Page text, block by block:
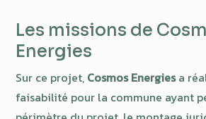
Les missions de
Energies
Sur ce projet, Cosmos Energiesa
faisabilité pour la commune ayant